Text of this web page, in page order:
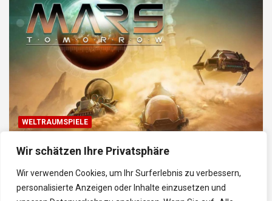
Wir schätzen Ihre Privatsphäre
Wir verwenden Cookies, um Ihr Surferlebnis zu verbessern,
personalisierte Anzeigen oder Inhalte einzusetzen und
WELTRAUMSPIELE
Top Weltraum-Browser-Spiele: Erkunde, baue